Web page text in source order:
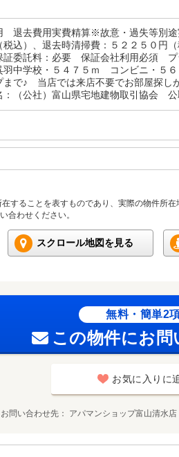
退去費用実費精算※故意・過失等別途
税込）、退去時清掃費：５２２５０円
証委託料：必要 保証会社利用必須
中学校・５４７５ｍ コンビニ・５
まで♪ 当店では来店不要でお部屋探し
：（公社）富山県宅地建物取引協会
することを表すものであり、実際の物件所在
合わせください。
スクロール地図を見る
無料・簡単2
この物件にお問
お気に入りに
お問い合わせ先 アパマンショップ富山清水